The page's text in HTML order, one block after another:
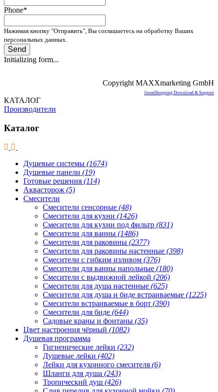
Phone*
Нажимая кнопку "Отправить", Вы соглашаетесь на обработку Ваших
персональных данных.
Send
Initializing form...
Copyright MAXXmarketing GmbH
JoomShopping Download & Support
КАТАЛОГ
Производители
Каталог
Душевые системы (1674)
Душевые панели (19)
Готовые решения (114)
Аквасторож (5)
Смесители
Смесители сенсорные (48)
Смесители для кухни (1426)
Смесители для кухни под фильтр (831)
Смесители для ванны (1486)
Смесители для раковины (2377)
Смесители для раковины настенные (398)
Смесители с гибким изливом (376)
Смесители для ванны напольные (180)
Смесители с выдвижной лейкой (206)
Смесители для душа настенные (625)
Смесители для душа и биде встраиваемые (1225)
Смесители встраиваемые в борт (390)
Смесители для биде (644)
Садовые краны и фонтаны (35)
Цвет настроения чёрный (1082)
Душевая программа
Гигиенические лейки (232)
Душевые лейки (402)
Лейки для кухонного смесителя (6)
Шланги для душа (243)
Тропический душ (426)